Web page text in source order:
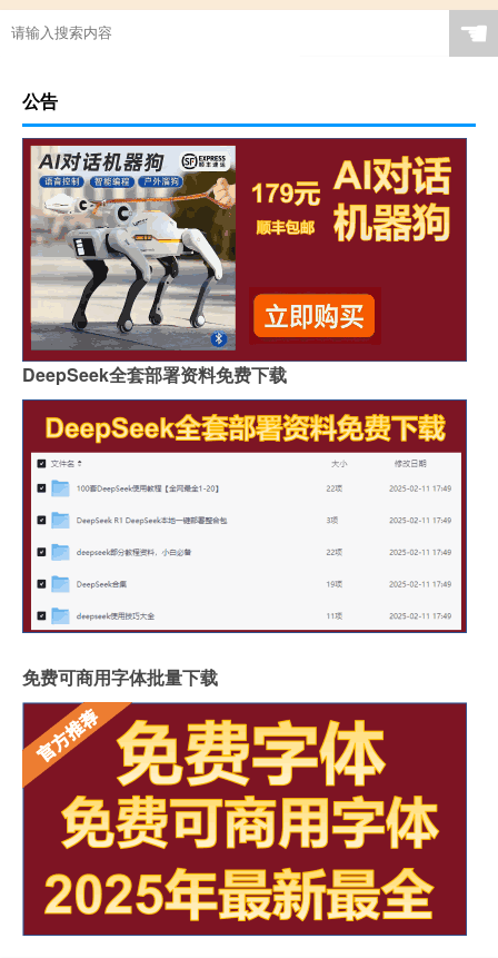
☚
公告
DeepSeek全套部署资料免费下载
免费可商用字体批量下载